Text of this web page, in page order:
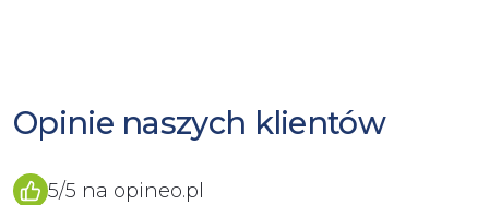
Opinie naszych klientów
5/5 na opineo.pl